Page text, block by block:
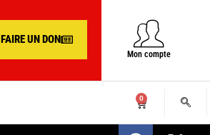
FAIRE UN DON
Mon compte
0